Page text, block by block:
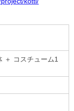
＋ コスチューム1